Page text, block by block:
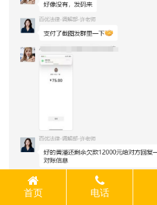
首页 电话